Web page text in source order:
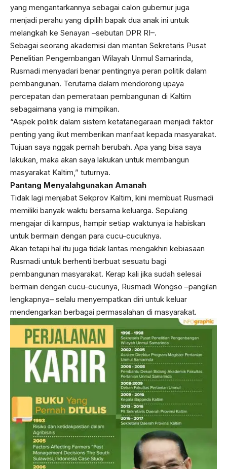
yang mengantarkannya sebagai calon gubernur juga
menjadi perahu yang dipilih bapak dua anak ini untuk
melangkah ke Senayan –sebutan DPR RI–.
Sebagai seorang akademisi dan mantan Sekretaris Pusat
Penelitian Pengembangan Wilayah Unmul Samarinda,
Rusmadi menyadari benar pentingnya peran politik dalam
pembangunan. Terutama dalam mendorong upaya
percepatan dan pemerataan pembangunan di Kaltim
sebagaimana yang ia mimpikan.
“Aspek politik dalam sistem ketatanegaraan menjadi faktor
penting yang ikut memberikan manfaat kepada masyarakat.
Tujuan saya nggak pernah berubah. Apa yang bisa saya
lakukan, maka akan saya lakukan untuk membangun
masyarakat Kaltim,” tuturnya.
Pantang Menyalahgunakan Amanah
Tidak lagi menjabat Sekprov Kaltim, kini membuat Rusmadi
memiliki banyak waktu bersama keluarga. Sepulang
mengajar di kampus, hampir setiap waktunya ia habiskan
untuk bermain dengan para cucu-cucuknya.
Akan tetapi hal itu juga tidak lantas mengakhiri kebiasaan
Rusmadi untuk berhenti berbuat sesuatu bagi
pembangunan masyarakat. Kerap kali jika sudah selesai
bermain dengan cucu-cucunya, Rusmadi Wongso –pangilan
lengkapnya– selalu menyempatkan diri untuk keluar
mendengarkan berbagai permasalahan di masyarakat.